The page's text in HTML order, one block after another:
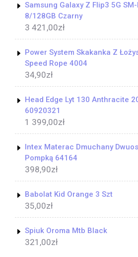
Samsung Galaxy Z Flip3 5G SM-
8/128GB Czarny
3 421,00zł
Power System Skakanka Z
Speed Rope 4004
34,90zł
Head Edge Lyt 130 Anthracite
60920321
1 399,00zł
Intex Materac Dmuchany
Pompką 64164
398,90zł
Babolat Kid Orange 3 Szt
35,00zł
Spiuk Oroma Mtb Black
321,00zł